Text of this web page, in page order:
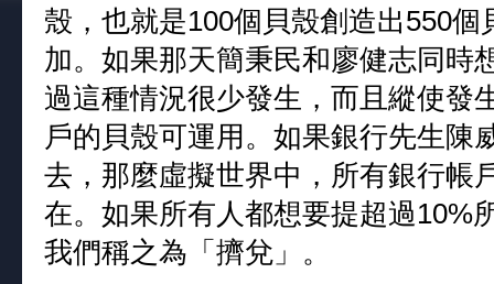
殼，也就是100個貝殼創造出550
加。如果那天簡秉民和廖健志同時
過這種情況很少發生，而且縱使發
戶的貝殼可運用。如果銀行先生陳
去，那麼虛擬世界中，所有銀行帳
在。如果所有人都想要提超過10%
我們稱之為「擠兌」。